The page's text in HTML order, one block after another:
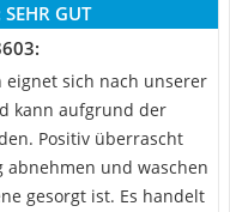
SEHR GUT
eignet sich nach unserer
kann aufgrund der
Positiv überrascht
abnehmen und waschen
gesorgt ist. Es handelt